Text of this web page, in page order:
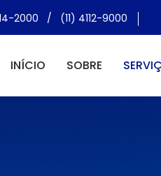
2000 / (11) 4112-9000
INÍCIO SOBRE